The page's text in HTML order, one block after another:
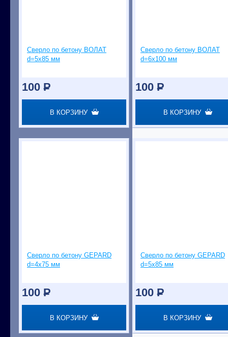
Сверло по бетону ВОЛАТ
d=5х85 мм
100 P
В КОРЗИНУ
Сверло по бетону ВОЛАТ
d=6х100 мм
100 P
В КОРЗИНУ
Сверло по бетону GEPARD
d=4х75 мм
100 P
В КОРЗИНУ
Сверло по бетону GEPARD
d=5х85 мм
100 P
В КОРЗИНУ